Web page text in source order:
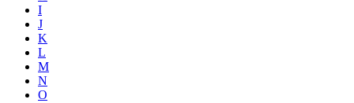
I
J
K
L
M
N
O